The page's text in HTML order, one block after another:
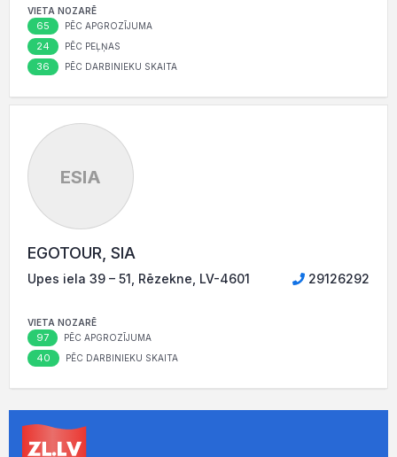
VIETA NOZARĒ
65 PĒC APGROZĪJUMA
24 PĒC PEĻŅAS
36 PĒC DARBINIEKU SKAITA
ESIA
EGOTOUR, SIA
Upes iela 39 – 51, Rēzekne, LV-4601 29126292
VIETA NOZARĒ
97 PĒC APGROZĪJUMA
40 PĒC DARBINIEKU SKAITA